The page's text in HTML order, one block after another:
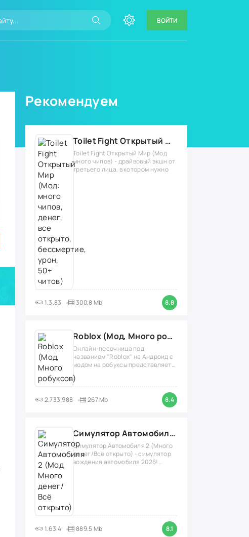
ВОЙТИ
Рекомендуем
Toilet Fight Открытый Мир (Мод: много чипов, денег, все открыто, бессмертие, урон, 50+ читов)
Toilet Fight Открытый Мир (Мод
много чипов) - драйвовый экшн от
третьего лица, в котором нужно
1.3.83 300,8 Mb 8.8
Roblox (Мод, Много робуксов)
Онлайн-песочница под
названием "Roblox" на Андроид с
модом на робуксы представляет
собой
2.733.988 267 Mb 8.4
Симулятор Автомобиля 2 (Мод Много денег/Всё открыто)
Симулятор Автомобиля 2 (Много
денег/Всё открыто) - симулятор
вождения автомобиля 2026!
1.63.4 889.5 Mb 8.1